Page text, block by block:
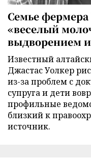
Семье фермера
«веселый
выдворением
Известный
Джастас Уолкер
из-за проблем с
супруга и дети
профильные
близкий к
источник.